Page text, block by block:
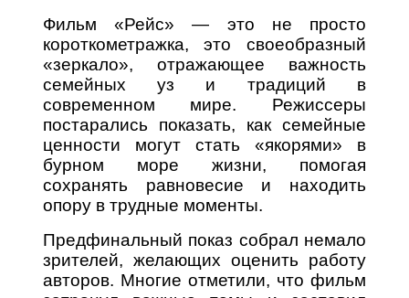
Фильм «Рейс» — это не просто
короткометражка, это своеобразный
«зеркало», отражающее важность
семейных уз и традиций в
современном мире. Режиссеры
постарались показать, как семейные
ценности могут стать «якорями» в
бурном море жизни, помогая
сохранять равновесие и находить
опору в трудные моменты.
Предфинальный показ собрал немало
зрителей, желающих оценить работу
авторов. Многие отметили, что фильм